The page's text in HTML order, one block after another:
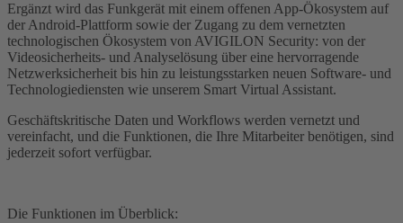
Ergänzt wird das Funkgerät mit einem offenen App-Ökosystem auf
der Android-Plattform sowie der Zugang zu dem vernetzten
technologischen Ökosystem von AVIGILON Security: von der
Videosicherheits- und Analyselösung über eine hervorragende
Netzwerksicherheit bis hin zu leistungsstarken neuen Software- und
Technologiediensten wie unserem Smart Virtual Assistant.
Geschäftskritische Daten und Workflows werden vernetzt und
vereinfacht, und die Funktionen, die Ihre Mitarbeiter benötigen, sind
jederzeit sofort verfügbar.
Die Funktionen im Überblick: